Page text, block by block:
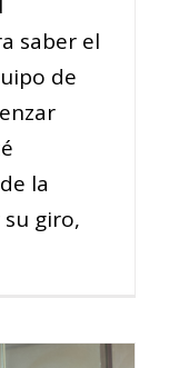
saber el
de
la
giro,